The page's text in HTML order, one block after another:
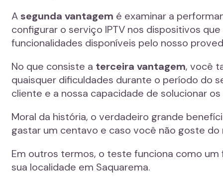
A segunda vantagem é examinar a
configurar o serviço IPTV nos dispositivos
funcionalidades disponíveis pelo nosso
No que consiste a terceira vantagem, você
quaisquer dificuldades durante o período do
cliente e a nossa capacidade de solucionar
Moral da história, o verdadeiro grande
gastar um centavo e caso você não goste
Em outros termos, o teste funciona como
sua localidade em Saquarema.